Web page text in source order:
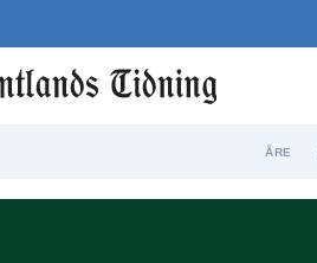
ÅRE